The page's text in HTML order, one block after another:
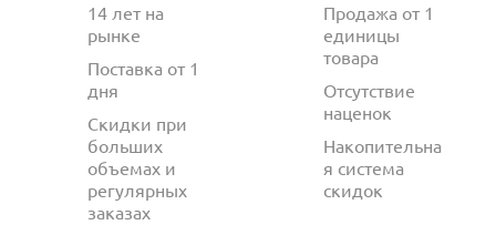
14 лет на
рынке
Поставка от 1
дня
Скидки при
больших
объемах и
регулярных
заказах
Продажа от 1
единицы
товара
Отсутствие
наценок
Накопительна
я система
скидок